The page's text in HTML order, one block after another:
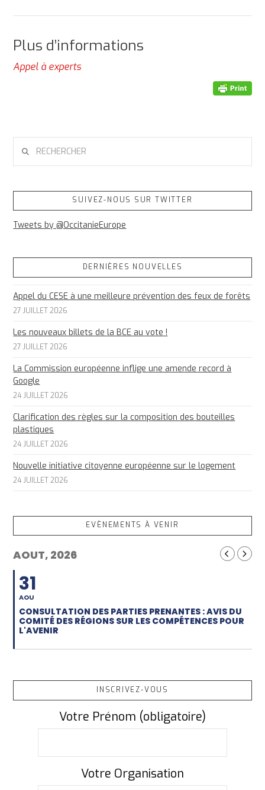
Plus d’informations
Appel à experts
SUIVEZ-NOUS SUR TWITTER
Tweets by @OccitanieEurope
DERNIÈRES NOUVELLES
Appel du CESE à une meilleure prévention des feux de forêts
27 JUILLET 2026
Les nouveaux billets de la BCE au vote !
27 JUILLET 2026
La Commission européenne inflige une amende record à
Google
24 JUILLET 2026
Clarification des règles sur la composition des bouteilles
plastiques
24 JUILLET 2026
Nouvelle initiative citoyenne européenne sur le logement
24 JUILLET 2026
EVÈNEMENTS À VENIR
AOUT, 2026
31
AOU
CONSULTATION DES PARTIES PRENANTES : AVIS DU
COMITÉ DES RÉGIONS SUR LES COMPÉTENCES POUR
L'AVENIR
INSCRIVEZ-VOUS
Votre Prénom (obligatoire)
Votre Organisation